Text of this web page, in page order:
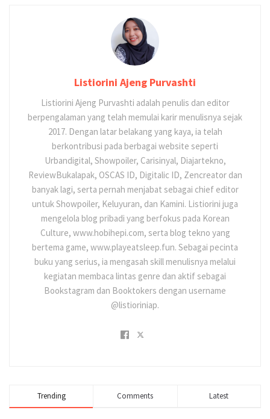
Listiorini Ajeng Purvashti
Listiorini Ajeng Purvashti adalah penulis dan editor
berpengalaman yang telah memulai karir menulisnya sejak
2017. Dengan latar belakang yang kaya, ia telah
berkontribusi pada berbagai website seperti
Urbandigital, Showpoiler, Carisinyal, Diajartekno,
ReviewBukalapak, OSCAS ID, Digitalic ID, Zencreator dan
banyak lagi, serta pernah menjabat sebagai chief editor
untuk Showpoiler, Keluyuran, dan Kamini. Listiorini juga
mengelola blog pribadi yang berfokus pada Korean
Culture, www.hobihepi.com, serta blog tekno yang
bertema game, www.playeatsleep.fun. Sebagai pecinta
buku yang serius, ia mengasah skill menulisnya melalui
kegiatan membaca lintas genre dan aktif sebagai
Bookstagram dan Booktokers dengan username
@listioriniap.
Trending Comments Latest